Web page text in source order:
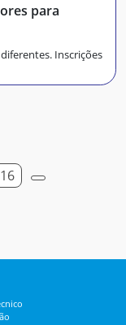
para
Inscrições
16